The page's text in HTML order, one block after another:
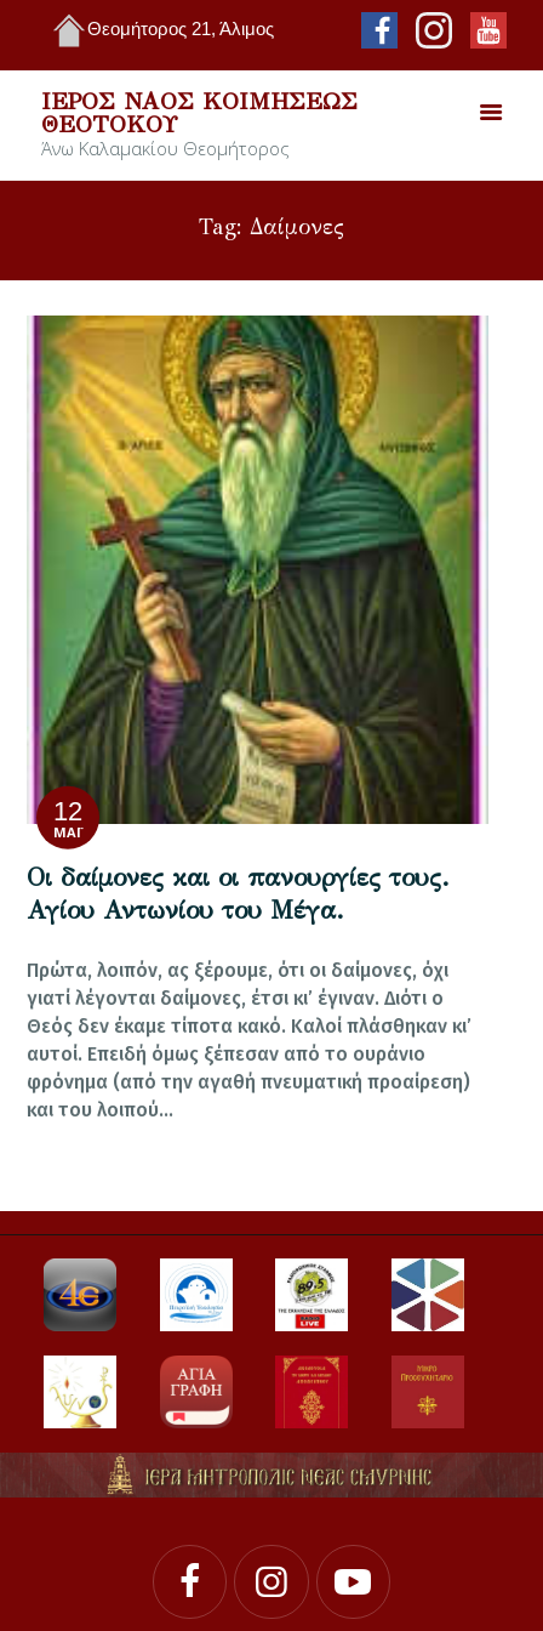
Θεομήτορος 21, Άλιμος
ΙΕΡΌΣ ΝΑΌΣ ΚΟΙΜΉΣΕΩΣ
ΘΕΟΤΌΚΟΥ
Άνω Καλαμακίου Θεομήτορος
Tag: Δαίμονες
12
ΜΆΙ
Οι δαίμονες και οι πανουργίες τους.
Αγίου Αντωνίου του Μέγα.
Πρώτα, λοιπόν, ας ξέρουμε, ότι οι δαίμονες, όχι
γιατί λέγονται δαίμονες, έτσι κι’ έγιναν. Διότι ο
Θεός δεν έκαμε τίποτα κακό. Καλοί πλάσθηκαν κι’
αυτοί. Επειδή όμως ξέπεσαν από το ουράνιο
φρόνημα (από την αγαθή πνευματική προαίρεση)
και του λοιπού…